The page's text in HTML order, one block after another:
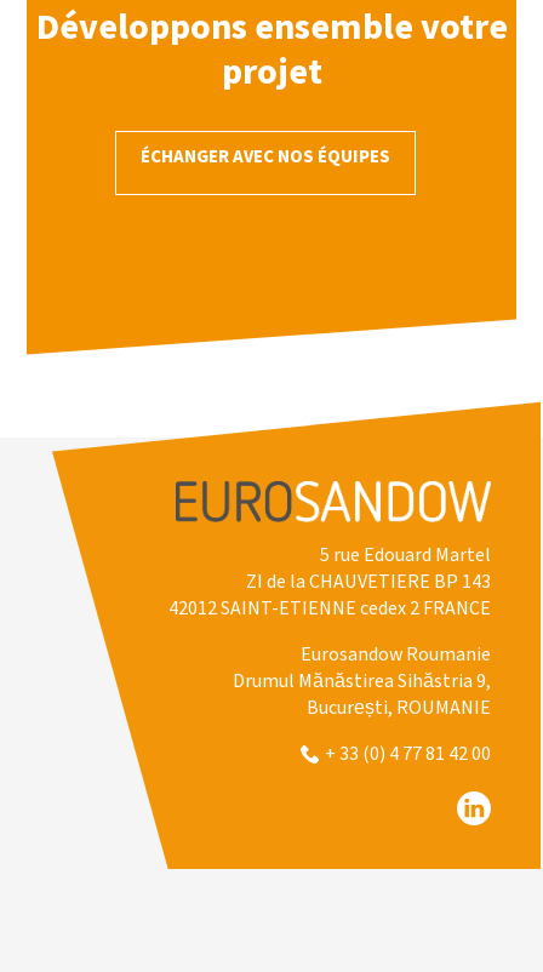
Développons ensemble votre
projet
ÉCHANGER AVEC NOS ÉQUIPES
5 rue Edouard Martel
ZI de la CHAUVETIERE BP 143
42012 SAINT-ETIENNE cedex 2 FRANCE
Eurosandow Roumanie
Drumul Mănăstirea Sihăstria 9,
București, ROUMANIE
+ 33 (0) 4 77 81 42 00